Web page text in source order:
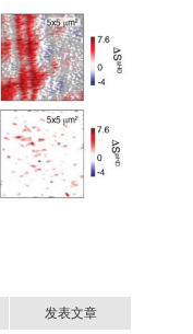
发表文章